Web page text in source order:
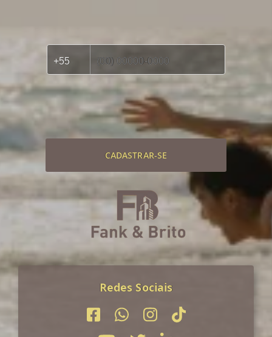
CADASTRAR-SE
Redes Sociais